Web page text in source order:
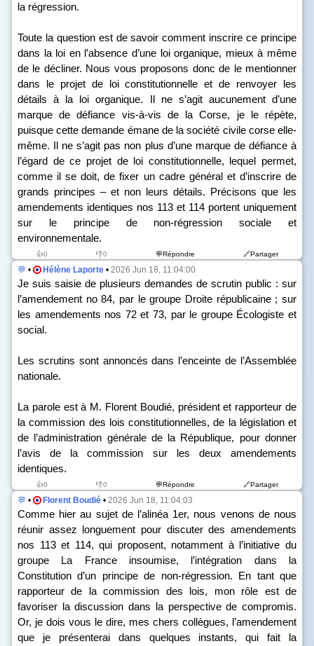
la régression.
Toute la question est de savoir comment inscrire ce principe
dans la loi en l’absence d’une loi organique, mieux à même
de le décliner. Nous vous proposons donc de le mentionner
dans le projet de loi constitutionnelle et de renvoyer les
détails à la loi organique. Il ne s’agit aucunement d’une
marque de défiance vis-à-vis de la Corse, je le répète,
puisque cette demande émane de la société civile corse elle-
même. Il ne s’agit pas non plus d’une marque de défiance à
l’égard de ce projet de loi constitutionnelle, lequel permet,
comme il se doit, de fixer un cadre général et d’inscrire de
grands principes – et non leurs détails. Précisons que les
amendements identiques nos 113 et 114 portent uniquement
sur le principe de non-régression sociale et
environnementale.
👍0 👎0 💬Répondre 🔗Partager
💬 • Hélène Laporte • 2026 Jun 18, 11:04:00
Je suis saisie de plusieurs demandes de scrutin public : sur
l’amendement no84, par le groupe Droite républicaine ; sur
les amendements nos 72 et 73, par le groupe Écologiste et
social.
Les scrutins sont annoncés dans l’enceinte de l’Assemblée
nationale.
La parole est à M. Florent Boudié, président et rapporteur de
la commission des lois constitutionnelles, de la législation et
de l’administration générale de la République, pour donner
l’avis de la commission sur les deux amendements
identiques.
👍0 👎0 💬Répondre 🔗Partager
💬 • Florent Boudié • 2026 Jun 18, 11:04:03
Comme hier au sujet de l’alinéa 1er, nous venons de nous
réunir assez longuement pour discuter des amendements
nos 113 et 114, qui proposent, notamment à l’initiative du
groupe La France insoumise, l’intégration dans la
Constitution d’un principe de non-régression. En tant que
rapporteur de la commission des lois, mon rôle est de
favoriser la discussion dans la perspective de compromis.
Or, je dois vous le dire, mes chers collègues, l’amendement
que je présenterai dans quelques instants, qui fait la